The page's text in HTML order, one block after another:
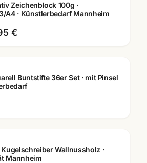
Zeichenblock 100g ·
A4 · Künstlerbedarf Mannheim
€
Buntstifte 36er Set · mit Pinsel
Wallnussholz ·
Mannheim